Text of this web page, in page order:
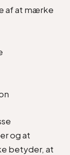
af at mærke
og at
betyder, at